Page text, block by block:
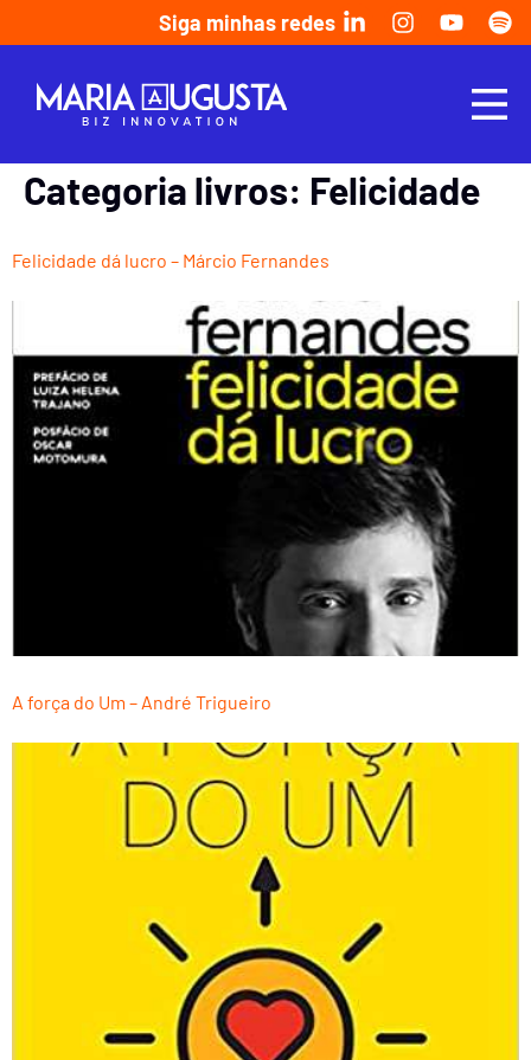
Siga minhas redes
Categoria livros: Felicidade
Felicidade dá lucro – Márcio Fernandes
A força do Um – André Trigueiro